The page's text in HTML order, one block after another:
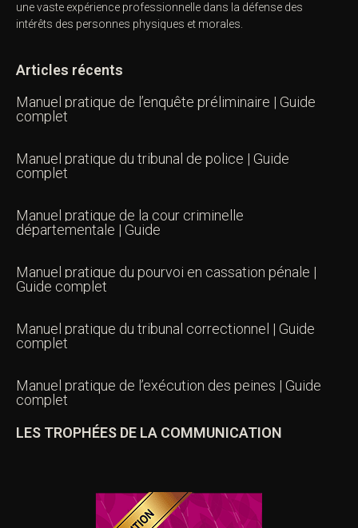
une vaste expérience professionnelle dans la défense des
intérêts des personnes physiques et morales.
Articles récents
Manuel pratique de l’enquête préliminaire | Guide
complet
Manuel pratique du tribunal de police | Guide
complet
Manuel pratique de la cour criminelle
départementale | Guide
Manuel pratique du pourvoi en cassation pénale |
Guide complet
Manuel pratique du tribunal correctionnel | Guide
complet
Manuel pratique de l’exécution des peines | Guide
complet
LES TROPHÉES DE LA COMMUNICATION